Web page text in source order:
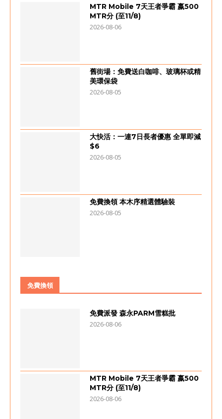
MTR Mobile 7天王者爭霸 嬴500
MTR分 (至11/8)
2026-08-06
舊街場：免費送白咖啡、玻璃杯或精
美環保袋
2026-08-05
大快活：一連7日長者優惠 全單即減
$6
2026-08-05
免費換領 本木序精選體驗裝
2026-08-05
免費換領
免費派發 森永PARM雪糕批
2026-08-06
MTR Mobile 7天王者爭霸 嬴500
MTR分 (至11/8)
2026-08-06